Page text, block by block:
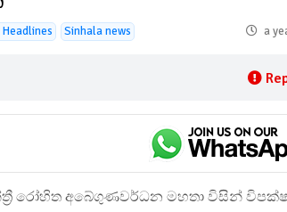
Sinhala news a
රෝහිත අබේගුණවර්ධන මහතා විසින්